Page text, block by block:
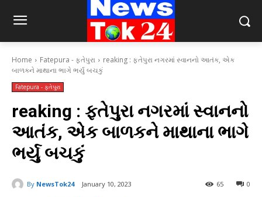
Home Fatepura - ફતેપુરા
reaking : ફતેપુરા નગરમાં સ્વાનનો આતંક, એક
બાળકને માથાના ભાગે ભર્યુ બચકું
Fatepura - ફતેપુરા
reaking : ફતેપુરા નગરમાં સ્વાનનો
આતંક, એક બાળકને માથાના ભાગે
ભર્યુ બચકું
By NewsTok24 January 10, 2023 0
65